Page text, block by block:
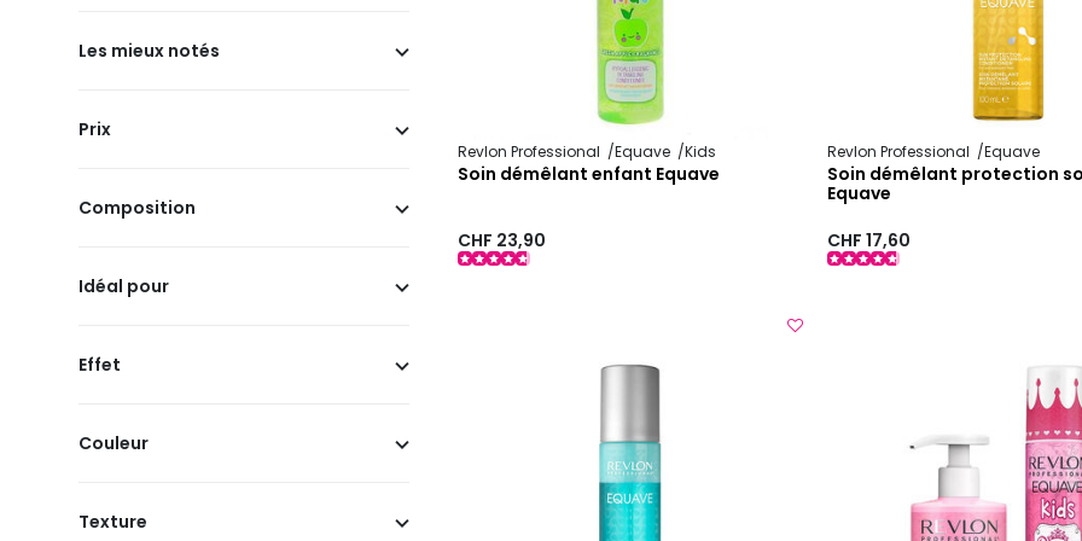
Les mieux notés
Prix
Composition
Idéal pour
Effet
Couleur
Texture
Revlon Professional Equave Kids
Soin démêlant enfant Equave
CHF 23,90
Revlon Professional Equave
Soin démêlant protection
Equave
CHF 17,60